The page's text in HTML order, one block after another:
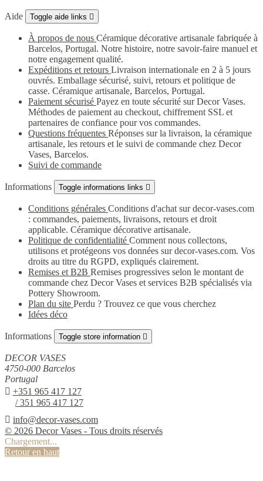
Aide Toggle aide links 
À propos de nous Céramique décorative artisanale fabriquée à
Barcelos, Portugal. Notre histoire, notre savoir-faire manuel et
notre engagement qualité.
Expéditions et retours Livraison internationale en 2 à 5 jours
ouvrés. Emballage sécurisé, suivi, retours et politique de
casse. Céramique artisanale, Barcelos, Portugal.
Paiement sécurisé Payez en toute sécurité sur Decor Vases.
Méthodes de paiement au checkout, chiffrement SSL et
partenaires de confiance pour vos commandes.
Questions fréquentes Réponses sur la livraison, la céramique
artisanale, les retours et le suivi de commande chez Decor
Vases, Barcelos.
Suivi de commande
Informations Toggle informations links 
Conditions générales Conditions d'achat sur decor-vases.com
: commandes, paiements, livraisons, retours et droit
applicable. Céramique décorative artisanale.
Politique de confidentialité Comment nous collectons,
utilisons et protégeons vos données sur decor-vases.com. Vos
droits au titre du RGPD, expliqués clairement.
Remises et B2B Remises progressives selon le montant de
commande chez Decor Vases et services B2B spécialisés via
Pottery Showroom.
Plan du site Perdu ? Trouvez ce que vous cherchez
Idées déco
Informations Toggle store information 
DECOR VASES
4750-000 Barcelos
Portugal
 +351 965 417 127
/ 351 965 417 127
 info@decor-vases.com
© 2026 Decor Vases - Tous droits réservés
Chargement...
Retour en haut